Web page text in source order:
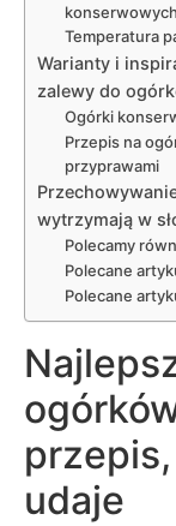
Temperatura
Warianty i
zalewy do
Ogórki
Przepis na
przyprawami
wytrzymają w
Polecamy
Polecane
Polecane
udaje